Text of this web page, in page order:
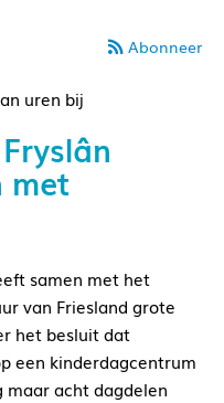
Abonneer
uren bij
met
samen met het
van Friesland grote
het besluit dat
een kinderdagcentrum
maar acht dagdelen